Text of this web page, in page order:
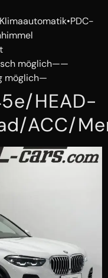
möglich——
möglich—
HEAD-
ACC/